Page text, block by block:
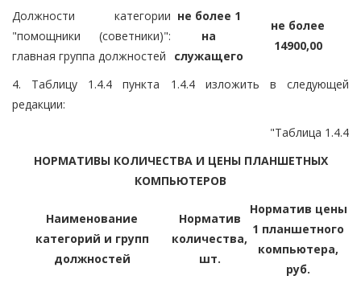
Должности категории
"помощники (советники)":
главная группа должностей
не более 1
на
служащего
не более
14900,00
4. Таблицу 1.4.4 пункта 1.4.4 изложить в следующей
редакции:
"Таблица 1.4.4
НОРМАТИВЫ КОЛИЧЕСТВА И ЦЕНЫ ПЛАНШЕТНЫХ
КОМПЬЮТЕРОВ
Наименование
категорий и групп
должностей
Норматив
количества,
шт.
Норматив цены
1 планшетного
компьютера,
руб.